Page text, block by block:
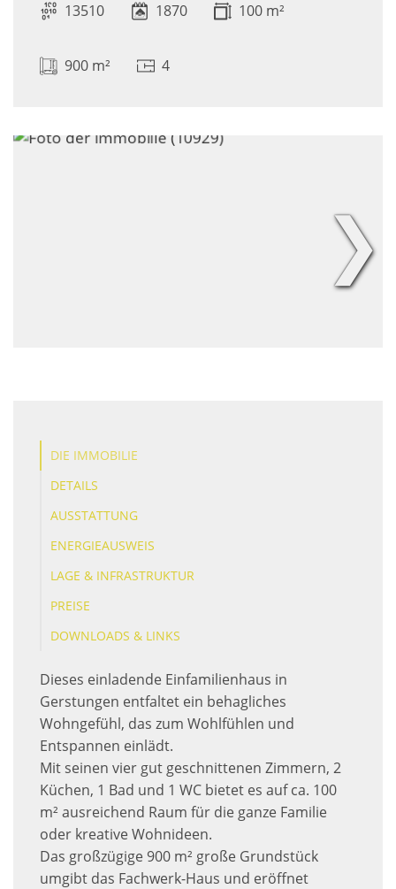
13510 1870 100 m²
900 m² 4
❯
DIE IMMOBILIE
DETAILS
AUSSTATTUNG
ENERGIEAUSWEIS
LAGE & INFRASTRUKTUR
PREISE
DOWNLOADS & LINKS
Dieses einladende Einfamilienhaus in
Gerstungen entfaltet ein behagliches
Wohngefühl, das zum Wohlfühlen und
Entspannen einlädt.
Mit seinen vier gut geschnittenen Zimmern, 2
Küchen, 1 Bad und 1 WC bietet es auf ca. 100
m² ausreichend Raum für die ganze Familie
oder kreative Wohnideen.
Das großzügige 900 m² große Grundstück
umgibt das Fachwerk-Haus und eröffnet